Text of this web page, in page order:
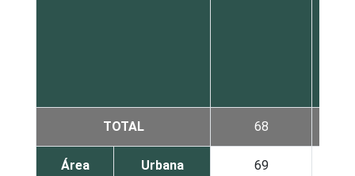
TOTAL 68
Área Urbana 69